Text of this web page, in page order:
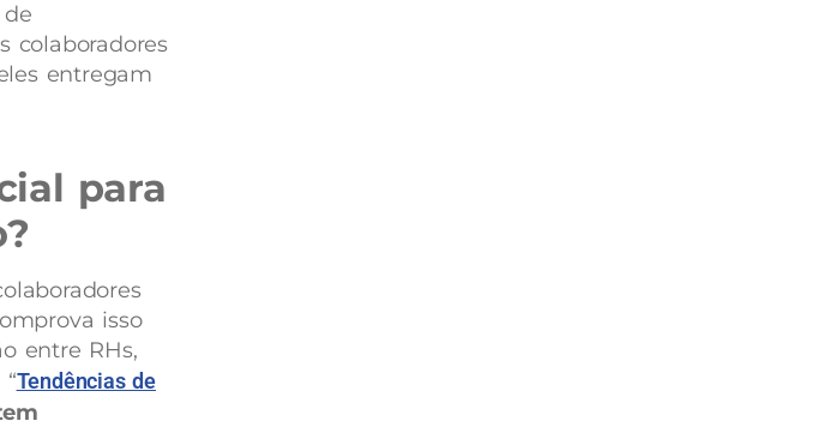
colaboradores
entregam
para
isso
entre RHs,
Tendências de